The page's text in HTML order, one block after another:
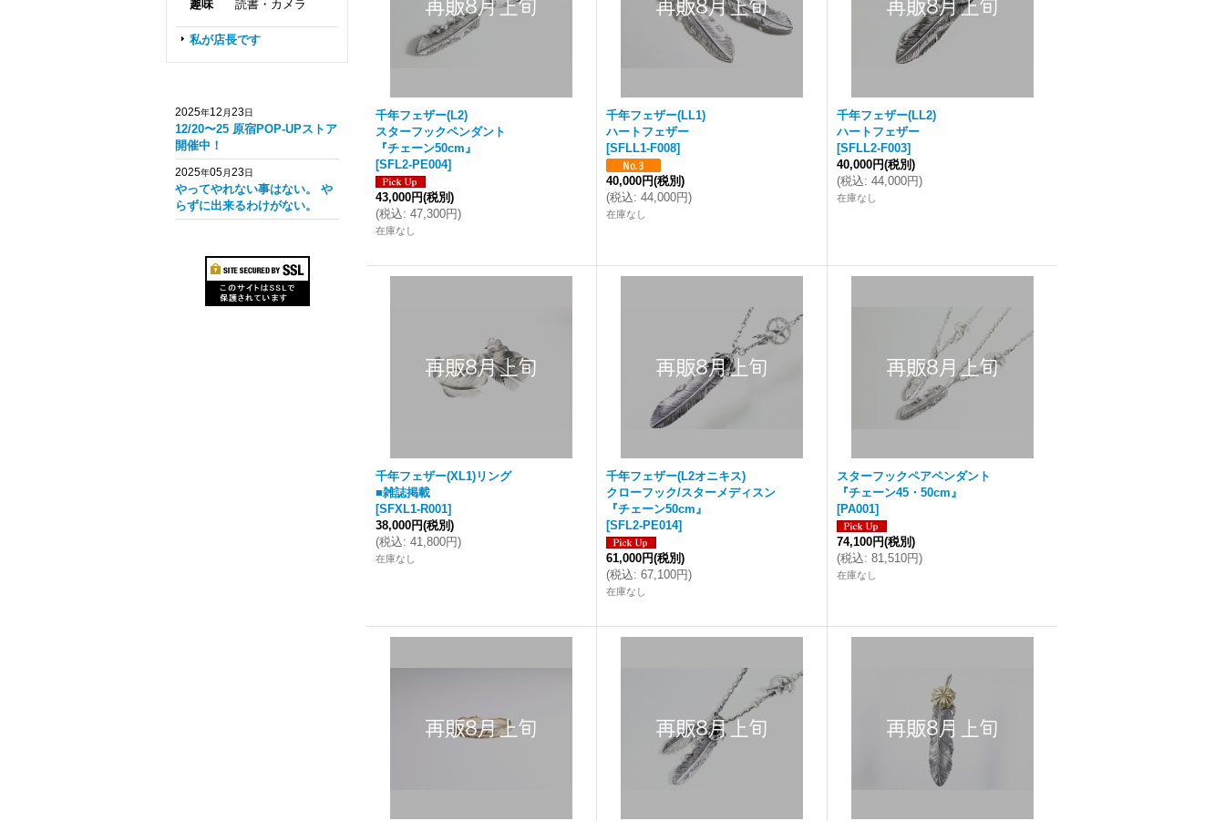
趣味
読書・カメラ
私が店長です
2025年12 月23日
12/20〜25 原宿POP-UPストア
開催中！
2025年05月23日
やってやれない事はない。 や
らずに出来るわけがない。
千年フェザー(L2)
スターフックペンダント
『チェーン50cm』
[SFL2-PE004]
43,000円(税別)
(税込: 47,300円)
在庫なし
千年フェザー(LL1)
ハートフェザー
[SFLL1-F008]
40,000円(税別)
(税込: 44,000円)
在庫なし
千年フェザー(LL2)
ハートフェザー
[SFLL2-F003]
40,000円(税別)
(税込: 44,000円)
在庫なし
千年フェザー(XL1)リング
■雑誌掲載
[SFXL1-R001]
38,000円(税別)
(税込: 41,800円)
在庫なし
千年フェザー(L2オニキス)
クローフック/スターメディスン
『チェーン50cm』
[SFL2-PE014]
61,000円(税別)
(税込: 67,100円)
在庫なし
スターフックペアペンダント
『チェーン45・50cm』
[PA001]
74,100円(税別)
(税込: 81,510円)
在庫なし